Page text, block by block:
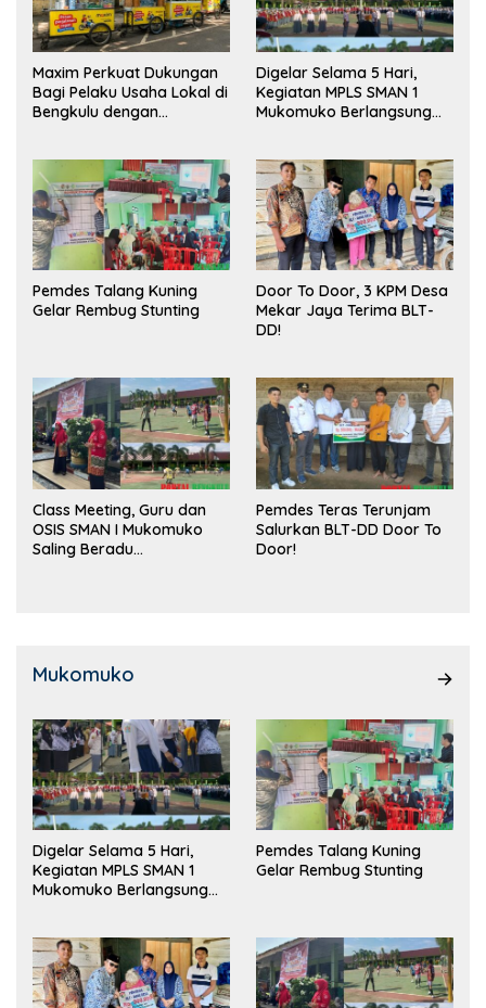
Maxim Perkuat Dukungan
Bagi Pelaku Usaha Lokal di
Bengkulu dengan
Pasar
Digelar Selama 5 Hari,
Kegiatan MPLS SMAN 1
Mukomuko Berlangsung
Pemdes Talang Kuning
Gelar Rembug Stunting
Door To Door, 3 KPM Desa
Mekar Jaya Terima BLT-
DD!
Class Meeting, Guru dan
OSIS SMAN I Mukomuko
Saling Beradu
Pemdes Teras Terunjam
Salurkan BLT-DD Door To
Door!
Mukomuko
Digelar Selama 5 Hari,
Kegiatan MPLS SMAN 1
Mukomuko Berlangsung
Pemdes Talang Kuning
Gelar Rembug Stunting